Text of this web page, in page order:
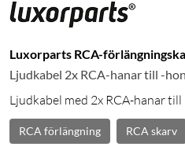
Luxorparts RCA-
Ljudkabel 2x RCA-hanar till -
Ljudkabel med 2x RCA-hanar till
RCA förlängning RCA skarv